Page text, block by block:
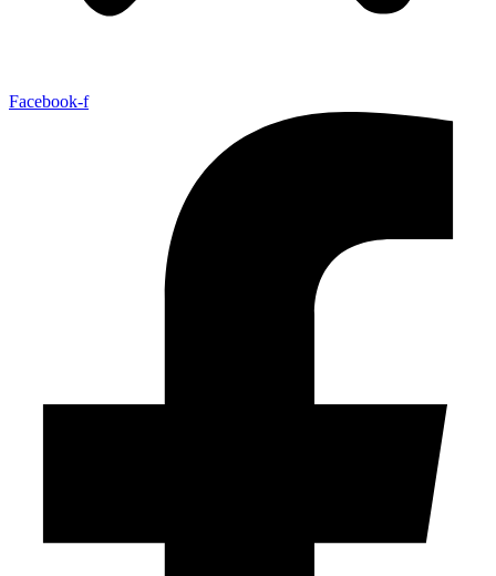
Facebook-f